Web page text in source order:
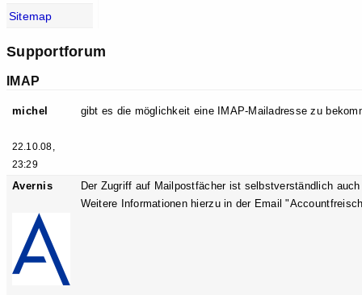
Sitemap
Supportforum
IMAP
michel
22.10.08,
23:29
gibt es die möglichkeit eine IMAP-Mailadresse zu
Avernis
Der Zugriff auf Mailpostfächer ist selbstverständlich
Weitere Informationen hierzu in der Email